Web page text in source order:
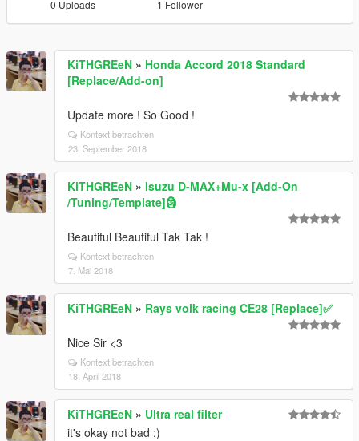
0 Uploads 1 Follower
KiTHGREeN » Honda Accord 2018 Standard
[Replace/Add-on]
Update more ! So Good !
Kontext betrachten
23. September 2018
KiTHGREeN » Isuzu D-MAX+Mu-x [Add-On
/Tuning/Template]🗿
Beautiful Beautiful Tak Tak !
Kontext betrachten
7. Mai 2018
KiTHGREeN » Rays volk racing CE28 [Replace]✅
Nice Sir <3
Kontext betrachten
18. April 2018
KiTHGREeN » Ultra real filter
it's okay not bad :)